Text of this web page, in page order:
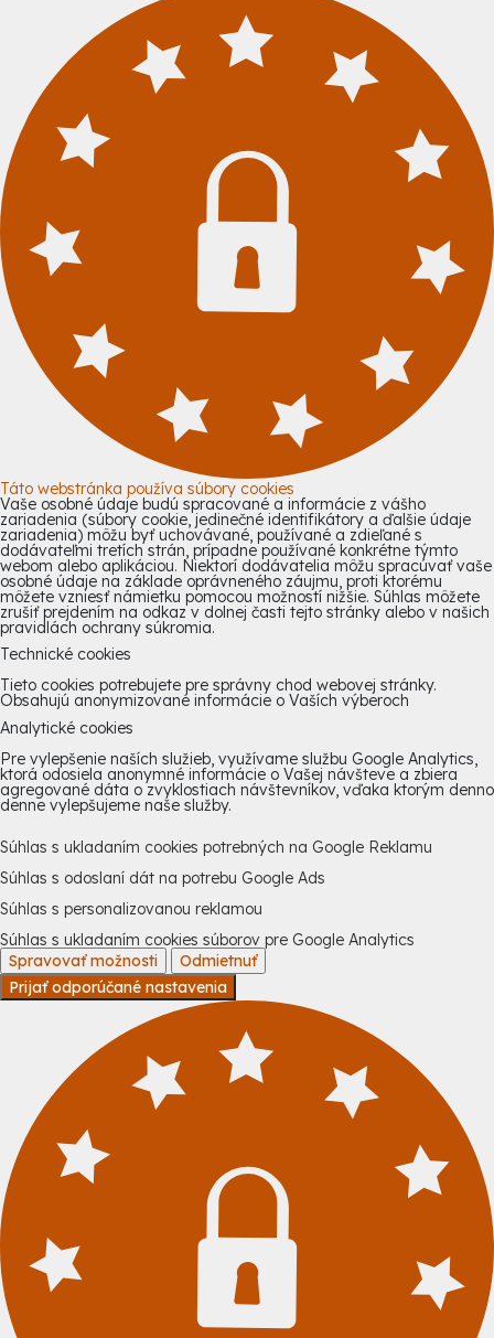
Táto webstránka používa súbory cookies
Vaše osobné údaje budú spracované a informácie z vášho
zariadenia (súbory cookie, jedinečné identifikátory a ďalšie údaje
zariadenia) môžu byť uchovávané, používané a zdieľané s
dodávateľmi tretích strán, prípadne používané konkrétne týmto
webom alebo aplikáciou. Niektorí dodávatelia môžu spracúvať vaše
osobné údaje na základe oprávneného záujmu, proti ktorému
môžete vzniesť námietku pomocou možností nižšie. Súhlas môžete
zrušiť prejdením na odkaz v dolnej časti tejto stránky alebo v našich
pravidlách ochrany súkromia.
Technické cookies
Tieto cookies potrebujete pre správny chod webovej stránky.
Obsahujú anonymizované informácie o Vaších výberoch
Analytické cookies
Pre vylepšenie naších služieb, využívame službu Google Analytics,
ktorá odosiela anonymné informácie o Vašej návšteve a zbiera
agregované dáta o zvyklostiach návštevníkov, vďaka ktorým denno
denne vylepšujeme naše služby.
Súhlas s ukladaním cookies potrebných na Google Reklamu
Súhlas s odoslaní dát na potrebu Google Ads
Súhlas s personalizovanou reklamou
Súhlas s ukladaním cookies súborov pre Google Analytics
Spravovať možnosti
Odmietnuť
Prijať odporúčané nastavenia